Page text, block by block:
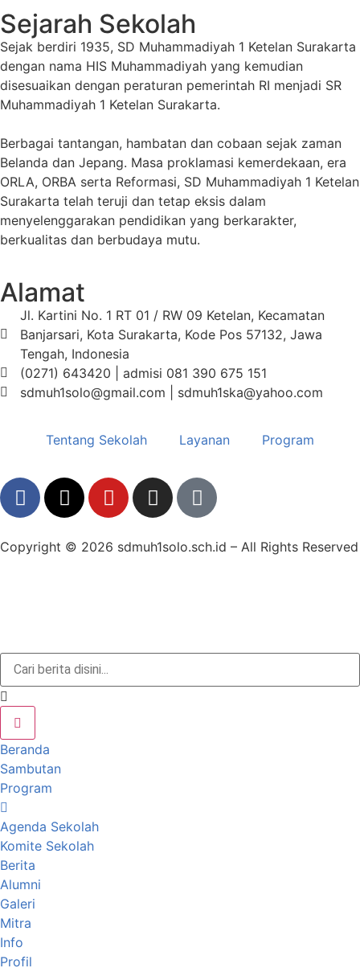
Sejarah Sekolah
Sejak berdiri 1935, SD Muhammadiyah 1 Ketelan Surakarta
dengan nama HIS Muhammadiyah yang kemudian
disesuaikan dengan peraturan pemerintah RI menjadi SR
Muhammadiyah 1 Ketelan Surakarta.
Berbagai tantangan, hambatan dan cobaan sejak zaman
Belanda dan Jepang. Masa proklamasi kemerdekaan, era
ORLA, ORBA serta Reformasi, SD Muhammadiyah 1 Ketelan
Surakarta telah teruji dan tetap eksis dalam
menyelenggarakan pendidikan yang berkarakter,
berkualitas dan berbudaya mutu.
Alamat
Jl. Kartini No. 1 RT 01 / RW 09 Ketelan, Kecamatan
Banjarsari, Kota Surakarta, Kode Pos 57132, Jawa
Tengah, Indonesia
(0271) 643420 | admisi 081 390 675 151
sdmuh1solo@gmail.com | sdmuh1ska@yahoo.com
Tentang Sekolah Layanan Program
Copyright © 2026 sdmuh1solo.sch.id – All Rights Reserved
Beranda
Sambutan
Program
Agenda Sekolah
Komite Sekolah
Berita
Alumni
Galeri
Mitra
Info
Profil